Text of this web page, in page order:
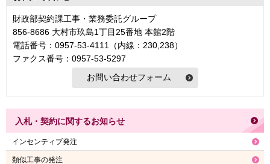
財政部契約課工事・業務委託グループ
856-8686 大村市玖島1丁目25番地 本館2階
電話番号：0957-53-4111（内線：230,238）
ファクス番号：0957-53-5297
入札・契約に関するお知らせ
インセンティブ発注
類似工事の発注